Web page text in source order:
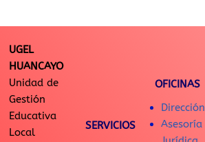
UGEL
HUANCAYO
Unidad de
Gestión
Educativa
Local
SERVICIOS
OFICINAS
Dirección
Asesoría